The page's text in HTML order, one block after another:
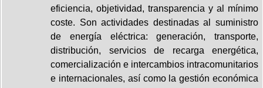
eficiencia, objetividad, transparencia y al mínimo
coste. Son actividades destinadas al suministro
de energía eléctrica: generación, transporte,
distribución, servicios de recarga energética,
comercialización e intercambios intracomunitarios
e internacionales, así como la gestión económica